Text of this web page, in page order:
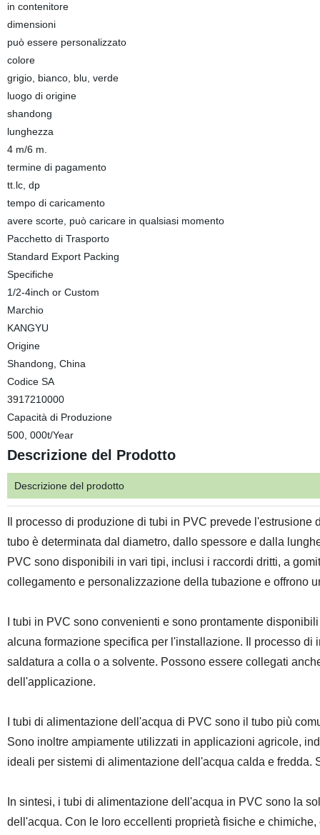
in contenitore
dimensioni
può essere personalizzato
colore
grigio, bianco, blu, verde
luogo di origine
shandong
lunghezza
4 m/6 m.
termine di pagamento
tt.lc, dp
tempo di caricamento
avere scorte, può caricare in qualsiasi momento
Pacchetto di Trasporto
Standard Export Packing
Specifiche
1/2-4inch or Custom
Marchio
KANGYU
Origine
Shandong, China
Codice SA
3917210000
Capacità di Produzione
500, 000t/Year
Descrizione del Prodotto
Descrizione del prodotto
Il processo di produzione di tubi in PVC prevede
tubo è determinata dal diametro, dallo spessore e dalla
PVC sono disponibili in vari tipi, inclusi i raccordi dritti, a
collegamento e personalizzazione della tubazione e offrono
I tubi in PVC sono convenienti e sono prontamente
alcuna formazione specifica per l'installazione. Il processo
saldatura a colla o a solvente. Possono essere collegati
dell'applicazione.
I tubi di alimentazione dell'acqua di PVC sono il tubo più
Sono inoltre ampiamente utilizzati in applicazioni agricole,
ideali per sistemi di alimentazione dell'acqua calda e fredda.
In sintesi, i tubi di alimentazione dell'acqua in PVC sono la
dell'acqua. Con le loro eccellenti proprietà fisiche e